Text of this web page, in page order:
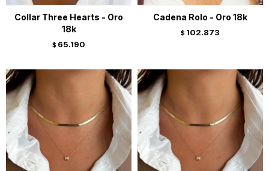
Collar Three Hearts - Oro
18k
$ 65.190
Cadena Rolo - Oro 18k
$ 102.873